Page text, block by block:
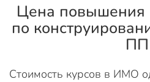
Цена повышения
по
ПП
Стоимость курсов в ИМО